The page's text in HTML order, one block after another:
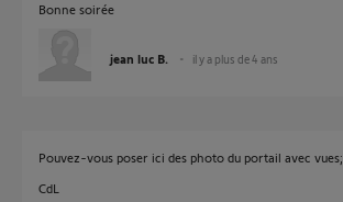
Bonne soirée
jean luc B. il y a plus de 4 ans
Pouvez-vous poser ici des photo du portail avec
CdL